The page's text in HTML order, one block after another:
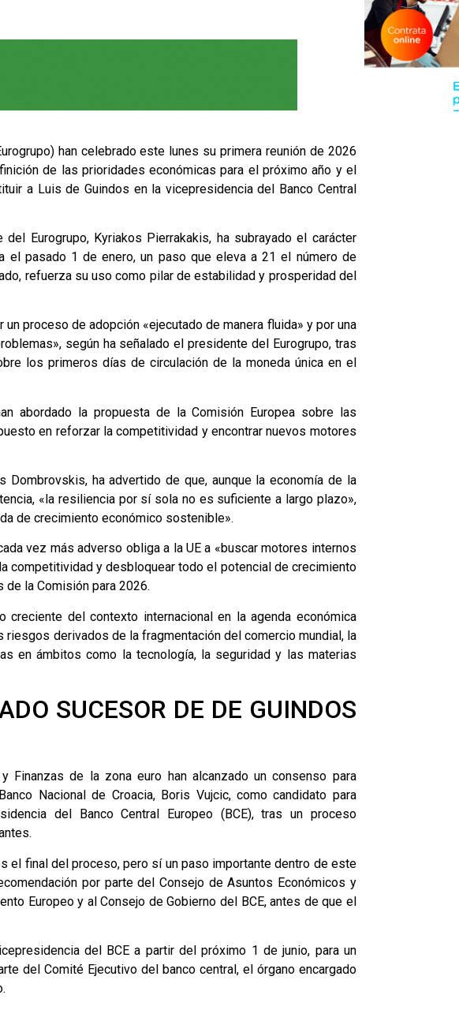
han celebrado este lunes su primera reunión de 2026
de las prioridades económicas para el próximo año y el
a Luis de Guindos en la vicepresidencia del Banco Central
Eurogrupo, Kyriakos Pierrakakis, ha subrayado el carácter
el pasado 1 de enero, un paso que eleva a 21 el número de
refuerza su uso como pilar de estabilidad y prosperidad del
proceso de adopción «ejecutado de manera fluida» y por una
según ha señalado el presidente del Eurogrupo, tras
los primeros días de circulación de la moneda única en el
abordado la propuesta de la Comisión Europea sobre las
en reforzar la competitividad y encontrar nuevos motores
Dombrovskis, ha advertido de que, aunque la economía de la
«la resiliencia por sí sola no es suficiente a largo plazo»,
de crecimiento económico sostenible».
vez más adverso obliga a la UE a «buscar motores internos
competitividad y desbloquear todo el potencial de crecimiento
de la Comisión para 2026.
del contexto internacional en la agenda económica
derivados de la fragmentación del comercio mundial, la
en ámbitos como la tecnología, la seguridad y las materias
SUCESOR DE DE GUINDOS
de la zona euro han alcanzado un consenso para
Nacional de Croacia, Boris Vujcic, como candidato para
del Banco Central Europeo (BCE), tras un proceso
el final del proceso, pero sí un paso importante dentro de este
por parte del Consejo de Asuntos Económicos y
Europeo y al Consejo de Gobierno del BCE, antes de que el
del BCE a partir del próximo 1 de junio, para un
del Comité Ejecutivo del banco central, el órgano encargado